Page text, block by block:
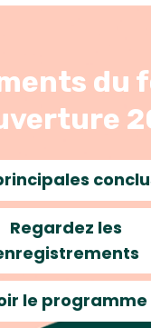
du
Regardez les
le programme